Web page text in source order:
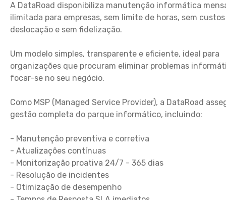
A DataRoad disponibiliza manutenção informática
ilimitada para empresas, sem limite de horas, sem
deslocação e sem fidelização.
Um modelo simples, transparente e eficiente, ideal para
organizações que procuram eliminar problemas
focar-se no seu negócio.
Como MSP (Managed Service Provider), a DataRoad
gestão completa do parque informático, incluindo:
- Manutenção preventiva e corretiva
- Atualizações contínuas
- Monitorização proativa 24/7 - 365 dias
- Resolução de incidentes
- Otimização de desempenho